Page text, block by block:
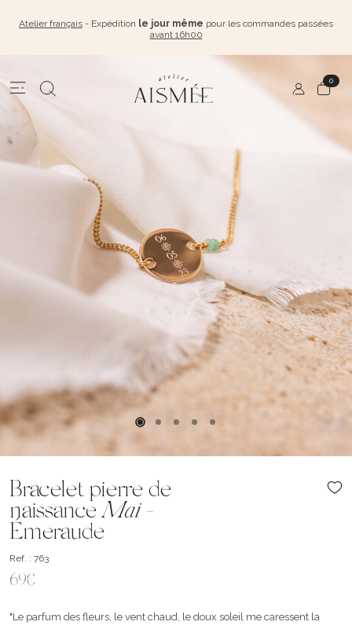
Atelier français - Expédition le jour même pour les commandes passées
avant 16h00
0
Bracelet pierre de
naissanceMai-
Émeraude
Ref. : 763
69€
"Le parfum des fleurs, le vent chaud, le doux soleil me caressent la